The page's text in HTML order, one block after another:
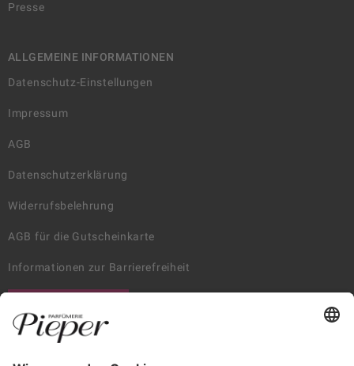
Presse
ALLGEMEINE INFORMATIONEN
Datenschutz-Einstellungen
Impressum
AGB
Datenschutzerklärung
Widerrufsbelehrung
AGB für die Gutscheinkarte
Informationen zur Barrierefreiheit